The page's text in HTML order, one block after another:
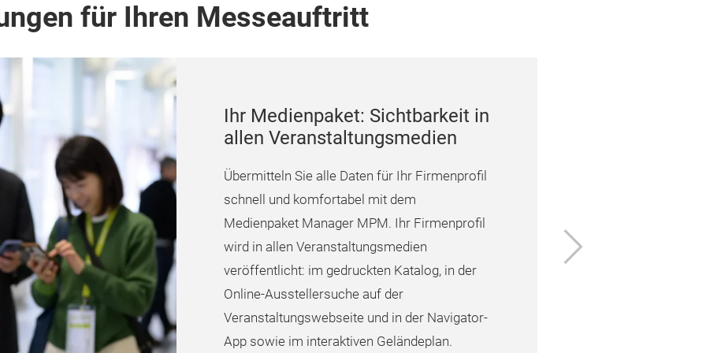
für Ihren Messeauftritt
Vor
Ihr Medienpaket: Sichtbarkeit in
allen Veranstaltungsmedien
Übermitteln Sie alle Daten für Ihr Firmenprofil
schnell und komfortabel mit dem
Medienpaket Manager MPM. Ihr Firmenprofil
wird in allen Veranstaltungsmedien
veröffentlicht: im gedruckten Katalog, in der
Online-Ausstellersuche auf der
Veranstaltungswebseite und in der Navigator-
App sowie im interaktiven Geländeplan.